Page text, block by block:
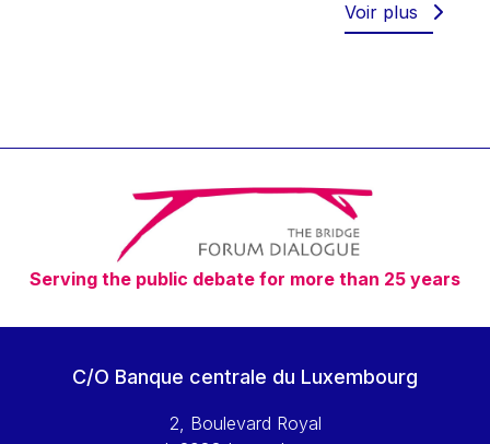
Timothy Radcliffe
Vaclav Klaus
Vassilios Skouris
Vítor Manuel da Silva Caldeira
Viviane Reding
Walter Hagg
Wolfgang Ketterle
Voir plus
Serving the public debate for more than 25 years
C/O Banque centrale du Luxembourg
2, Boulevard Royal